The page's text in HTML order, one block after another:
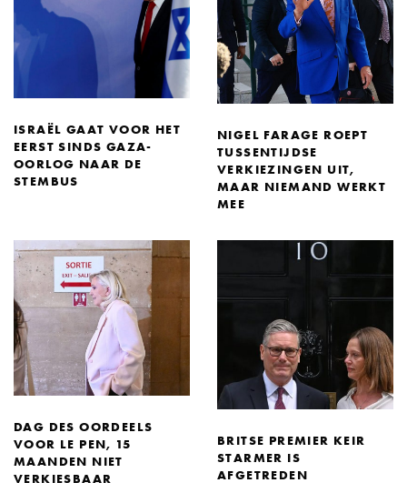
ISRAËL GAAT VOOR HET
EERST SINDS GAZA-
OORLOG NAAR DE
STEMBUS
NIGEL FARAGE ROEPT
TUSSENTIJDSE
VERKIEZINGEN UIT,
MAAR NIEMAND WERKT
MEE
DAG DES OORDEELS
VOOR LE PEN, 15
MAANDEN NIET
VERKIESBAAR
BRITSE PREMIER KEIR
STARMER IS
AFGETREDEN